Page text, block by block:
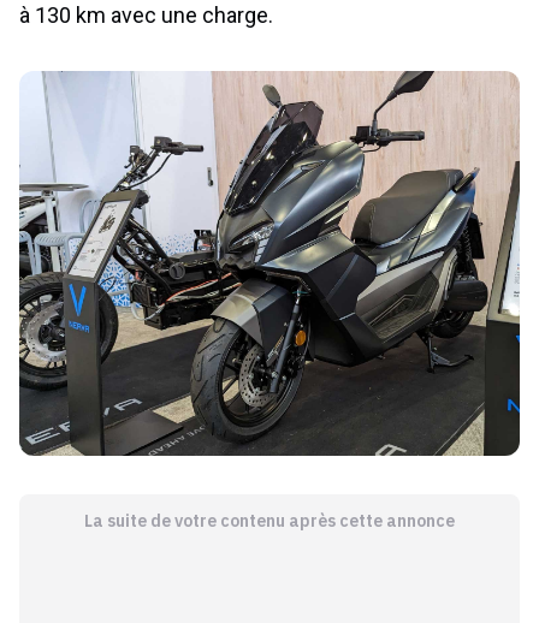
à 130 km avec une charge.
La suite de votre contenu après cette annonce